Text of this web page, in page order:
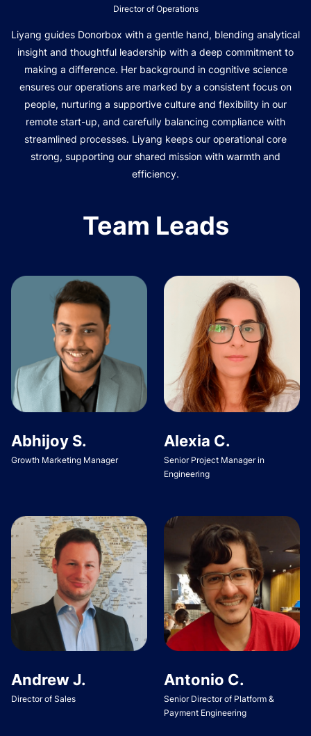
Director of Operations
Liyang guides Donorbox with a gentle hand, blending analytical
insight and thoughtful leadership with a deep commitment to
making a difference. Her background in cognitive science
ensures our operations are marked by a consistent focus on
people, nurturing a supportive culture and flexibility in our
remote start-up, and carefully balancing compliance with
streamlined processes. Liyang keeps our operational core
strong, supporting our shared mission with warmth and
efficiency.
Team Leads
Abhijoy S.
Growth Marketing Manager
Alexia C.
Senior Project Manager in
Engineering
Andrew J.
Director of Sales
Antonio C.
Senior Director of Platform &
Payment Engineering